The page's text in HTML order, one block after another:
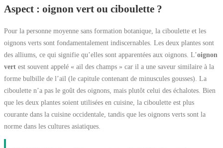
Aspect : oignon vert ou ciboulette ?
Pour la personne moyenne sans formation botanique, la ciboulette et les
oignons verts sont fondamentalement indiscernables. Les deux plantes sont
des alliums, ce qui signifie qu’elles sont apparentées aux oignons. L’oignon
vert est souvent appelé « ail des champs » car il a une saveur similaire à la
forme bulbille de l’ail (le capitule contenant de minuscules gousses). La
ciboulette n’a pas le goût des oignons, mais plutôt celui des échalotes. Bien
que les deux plantes soient utilisées en cuisine, la ciboulette est plus
courante dans la cuisine occidentale, tandis que les oignons verts sont la
norme dans les cultures asiatiques.